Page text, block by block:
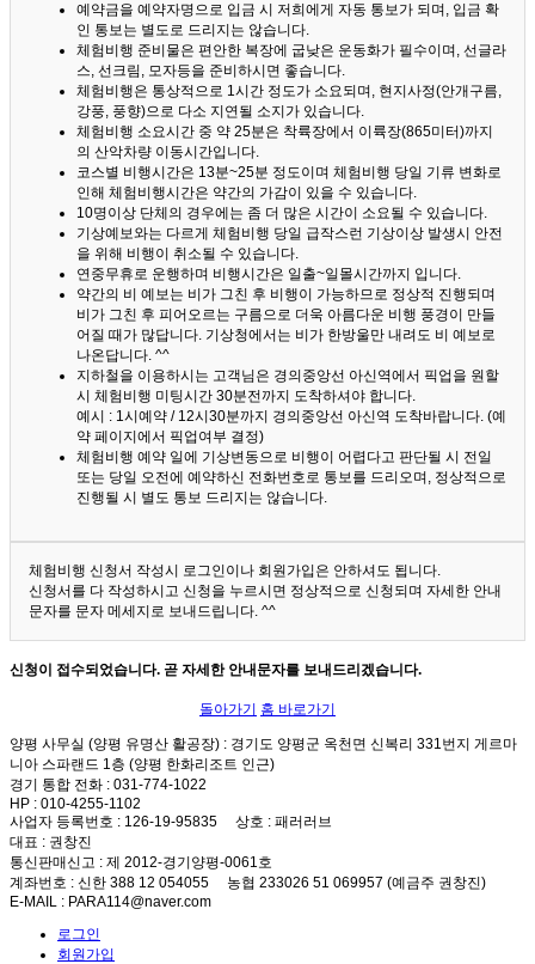
예약금을 예약자명으로 입금 시 저희에게 자동 통보가 되며, 입금 확
인 통보는 별도로 드리지는 않습니다.
체험비행 준비물은 편안한 복장에 굽낮은 운동화가 필수이며, 선글라
스, 선크림, 모자등을 준비하시면 좋습니다.
체험비행은 통상적으로 1시간 정도가 소요되며, 현지사정(안개구름,
강풍, 풍향)으로 다소 지연될 소지가 있습니다.
체험비행 소요시간 중 약 25분은 착륙장에서 이륙장(865미터)까지
의 산악차량 이동시간입니다.
코스별 비행시간은 13분~25분 정도이며 체험비행 당일 기류 변화로
인해 체험비행시간은 약간의 가감이 있을 수 있습니다.
10명이상 단체의 경우에는 좀 더 많은 시간이 소요될 수 있습니다.
기상예보와는 다르게 체험비행 당일 급작스런 기상이상 발생시 안전
을 위해 비행이 취소될 수 있습니다.
연중무휴로 운행하며 비행시간은 일출~일몰시간까지 입니다.
약간의 비 예보는 비가 그친 후 비행이 가능하므로 정상적 진행되며
비가 그친 후 피어오르는 구름으로 더욱 아름다운 비행 풍경이 만들
어질 때가 많답니다. 기상청에서는 비가 한방울만 내려도 비 예보로
나온답니다. ^^
지하철을 이용하시는 고객님은 경의중앙선 아신역에서 픽업을 원할
시 체험비행 미팅시간 30분전까지 도착하셔야 합니다.
예시 : 1시예약 / 12시30분까지 경의중앙선 아신역 도착바랍니다. (예
약 페이지에서 픽업여부 결정)
체험비행 예약 일에 기상변동으로 비행이 어렵다고 판단될 시 전일
또는 당일 오전에 예약하신 전화번호로 통보를 드리오며, 정상적으로
진행될 시 별도 통보 드리지는 않습니다.
체험비행 신청서 작성시 로그인이나 회원가입은 안하셔도 됩니다.
신청서를 다 작성하시고 신청을 누르시면 정상적으로 신청되며 자세한 안내
문자를 문자 메세지로 보내드립니다. ^^
신청이 접수되었습니다. 곧 자세한 안내문자를 보내드리겠습니다.
돌아가기 홈 바로가기
양평 사무실 (양평 유명산 활공장) : 경기도 양평군 옥천면 신복리 331번지 게르마
니아 스파랜드 1층 (양평 한화리조트 인근)
경기 통합 전화 : 031-774-1022
HP : 010-4255-1102
사업자 등록번호 : 126-19-95835 상호 : 패러러브
대표 : 권창진
통신판매신고 : 제 2012-경기양평-0061호
계좌번호 : 신한 388 12 054055 농협 233026 51 069957 (예금주 권창진)
E-MAIL : PARA114@naver.com
로그인
회원가입